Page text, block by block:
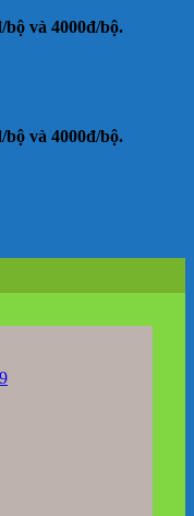
và 4000đ/bộ.
và 4000đ/bộ.